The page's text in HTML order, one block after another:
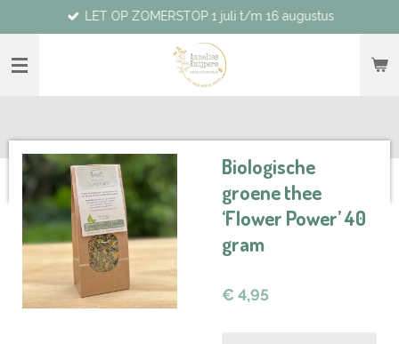
direct
naar
hoofdinhoud
LET OP ZOMERSTOP 1 juli t/m 16 augustus
Biologische
groene thee
‘Flower Power’ 40
gram
€ 4,95